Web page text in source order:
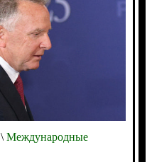
\Международные